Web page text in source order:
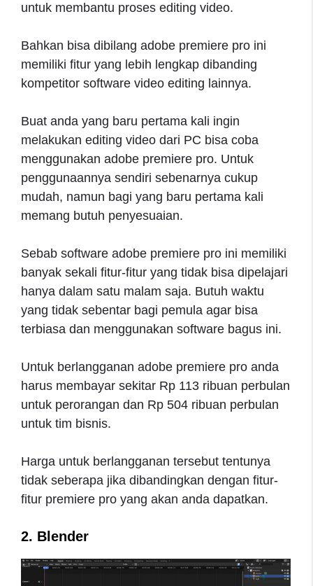
untuk membantu proses editing video.
Bahkan bisa dibilang adobe premiere pro ini
memiliki fitur yang lebih lengkap dibanding
kompetitor software video editing lainnya.
Buat anda yang baru pertama kali ingin
melakukan editing video dari PC bisa coba
menggunakan adobe premiere pro. Untuk
penggunaannya sendiri sebenarnya cukup
mudah, namun bagi yang baru pertama kali
memang butuh penyesuaian.
Sebab software adobe premiere pro ini memiliki
banyak sekali fitur-fitur yang tidak bisa dipelajari
hanya dalam satu malam saja. Butuh waktu
yang tidak sebentar bagi pemula agar bisa
terbiasa dan menggunakan software bagus ini.
Untuk berlangganan adobe premiere pro anda
harus membayar sekitar Rp 113 ribuan perbulan
untuk perorangan dan Rp 504 ribuan perbulan
untuk tim bisnis.
Harga untuk berlangganan tersebut tentunya
tidak seberapa jika dibandingkan dengan fitur-
fitur premiere pro yang akan anda dapatkan.
2. Blender